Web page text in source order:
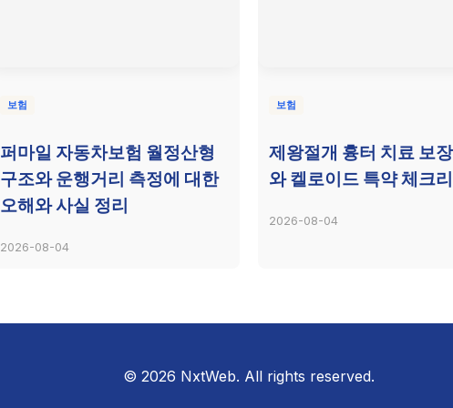
보험
퍼마일 자동차보험 월정산형
구조와 운행거리 측정에 대한
오해와 사실 정리
2026-08-04
보험
제왕절개 흉터 치료 보
와 켈로이드 특약 체크
2026-08-04
© 2026 NxtWeb. All rights reserved.